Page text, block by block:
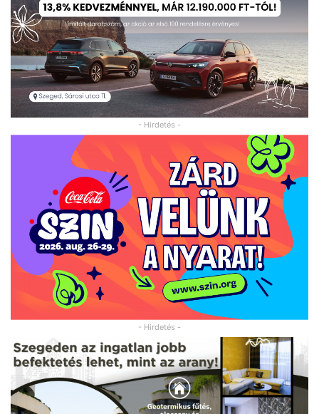
- Hirdetés -
- Hirdetés -